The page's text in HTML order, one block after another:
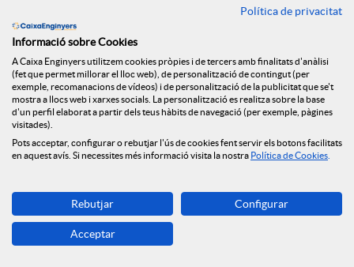
Pel que fa a l’aposta de Caixa d’Enginyers per la digitalització,
Eduard Barcons explica: “El creixement d’oficines continuarà
sent com ha sigut sempre, progressiu. Hi ha una aposta
claríssima per la digitalització. El millor està per venir”.
C
o
m
Notícies relacionades
Política de privacitat
Informació sobre Cookies
A Caixa Enginyers utilitzem cookies pròpies i de tercers amb finalitats d'anàlisi
(fet que permet millorar el lloc web), de personalització de contingut (per
exemple, recomanacions de vídeos) i de personalització de la publicitat que se't
mostra a llocs web i xarxes socials. La personalització es realitza sobre la base
d'un perfil elaborat a partir dels teus hàbits de navegació (per exemple, pàgines
visitades).
Pots acceptar, configurar o rebutjar l'ús de cookies fent servir els botons facilitats
en aquest avís. Si necessites més informació visita la nostra Política de Cookies
Rebutjar Configurar
Acceptar